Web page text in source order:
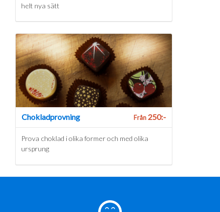
helt nya sätt
Chokladprovning Från250:-
Prova choklad i olika former och med olika
ursprung